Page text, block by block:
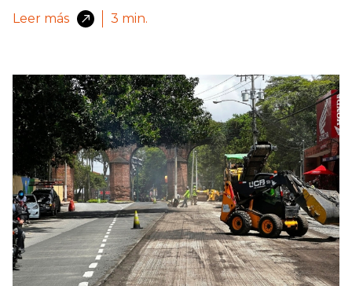
Leer más 3 min.